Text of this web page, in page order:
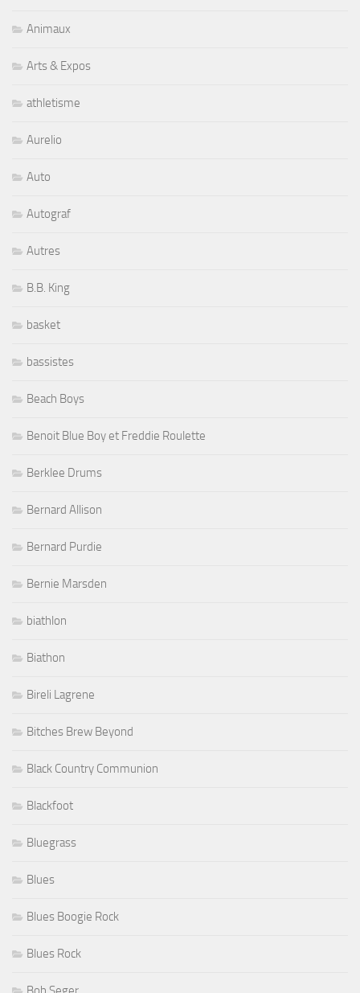
Animaux
Arts & Expos
athletisme
Aurelio
Auto
Autograf
Autres
B.B. King
basket
bassistes
Beach Boys
Benoit Blue Boy et Freddie Roulette
Berklee Drums
Bernard Allison
Bernard Purdie
Bernie Marsden
biathlon
Biathon
Bireli Lagrene
Bitches Brew Beyond
Black Country Communion
Blackfoot
Bluegrass
Blues
Blues Boogie Rock
Blues Rock